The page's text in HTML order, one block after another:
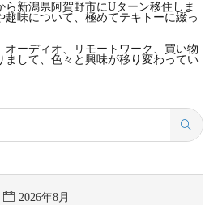
ら新潟県阿賀野市にUターン移住しま
趣味について、極めてテキトーに綴っ
オーディオ、リモートワーク、買い物
まして、色々と興味が移り変わってい
2026年8月